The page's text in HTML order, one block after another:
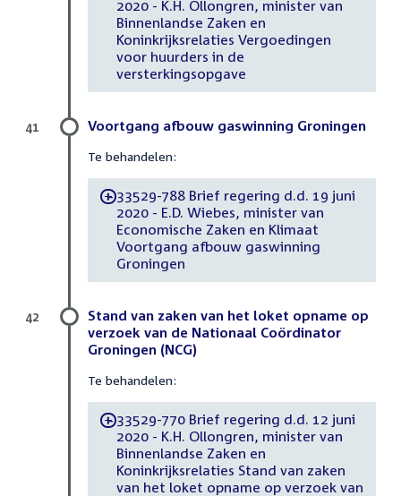
2020 - K.H. Ollongren, minister van
Binnenlandse Zaken en
Koninkrijksrelaties Vergoedingen
voor huurders in de
versterkingsopgave
Voortgang afbouw gaswinning Groningen
Te behandelen:
-33529-788 Brief regering d.d. 19 juni
2020 - E.D. Wiebes, minister van
Economische Zaken en Klimaat
Voortgang afbouw gaswinning
Groningen
41
Stand van zaken van het loket opname op
verzoek van de Nationaal Coördinator
Groningen (NCG)
Te behandelen:
-33529-770 Brief regering d.d. 12 juni
2020 - K.H. Ollongren, minister van
Binnenlandse Zaken en
Koninkrijksrelaties Stand van zaken
van het loket opname op verzoek van
42